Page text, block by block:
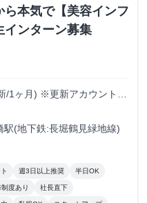
本気で【美容インフ
インターン募集
/1ヶ月) ※更新アカウントが
) ※インセンティブ有り
(地下鉄:長堀鶴見緑地線)
週3日以上推奨 半日OK
度あり 社長直下